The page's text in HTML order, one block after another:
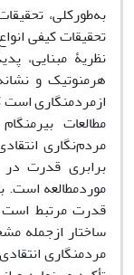
به‌طورکلی،
تحقیقات کیفی
نظریۀ مبنایی،
هرمنوتیک و
ازمردم­نگاری
مطالعات
مردم‌نگاری
برابری قدرت در
موردمطالعه است.
قدرت مرتبط است
ساختار ازجمله
مردم­نگاری